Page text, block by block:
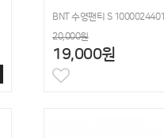
BNT 수영팬티 S 1000024401
20,000원
19,000원